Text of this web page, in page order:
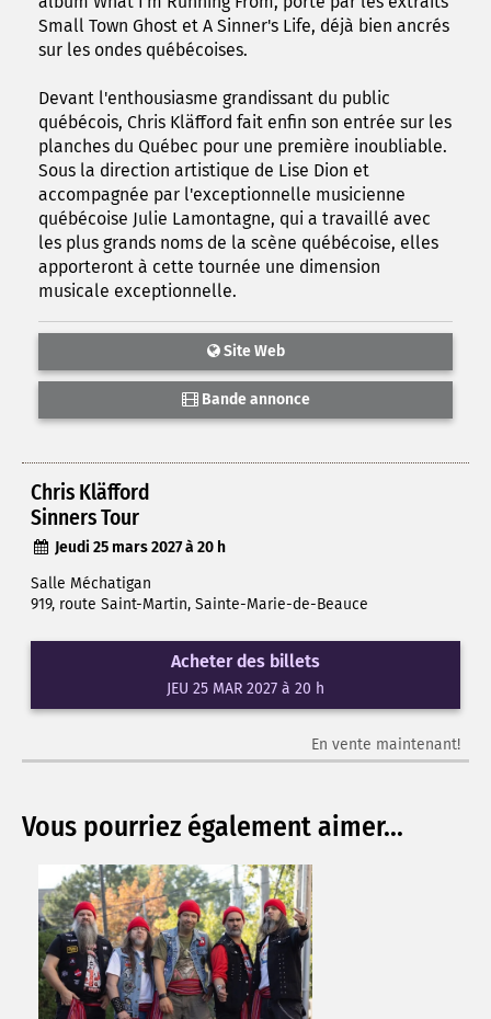
Small Town Ghost et A Sinner's Life, déjà bien ancrés
sur les ondes québécoises.
Devant l'enthousiasme grandissant du public
québécois, Chris Kläfford fait enfin son entrée sur les
planches du Québec pour une première inoubliable.
Sous la direction artistique de Lise Dion et
accompagnée par l'exceptionnelle musicienne
québécoise Julie Lamontagne, qui a travaillé avec
les plus grands noms de la scène québécoise, elles
apporteront à cette tournée une dimension
musicale exceptionnelle.
Site Web
Bande annonce
Chris Kläfford
Sinners Tour
Jeudi 25 mars 2027 à 20 h
Salle Méchatigan
919, route Saint-Martin, Sainte-Marie-de-Beauce
Acheter des billets
JEU 25 MAR 2027 à 20 h
En vente maintenant!
Vous pourriez également aimer...